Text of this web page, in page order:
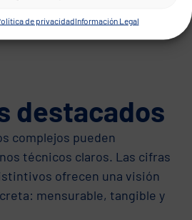
de privacidadInformación Legal
destacados
complejos pueden
técnicos claros. Las cifras
ofrecen una visión
mensurable, tangible y